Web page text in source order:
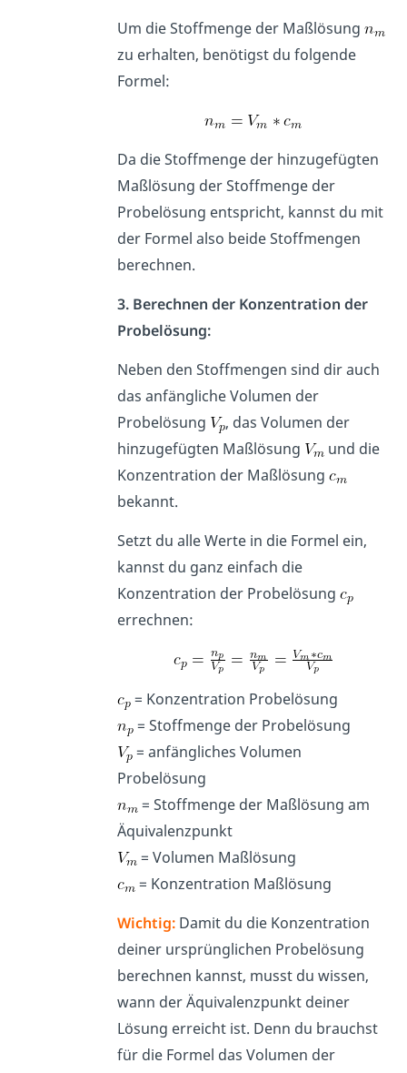
Um die Stoffmenge der Maßlösung
zu erhalten, benötigst du folgende
Formel:
Da die Stoffmenge der hinzugefügten
Maßlösung der Stoffmenge der
Probelösung entspricht, kannst du mit
der Formel also beide Stoffmengen
berechnen.
3. Berechnen der Konzentration der
Probelösung:
Neben den Stoffmengen sind dir auch
das anfängliche Volumen der
Probelösung
, das Volumen der
hinzugefügten Maßlösung
und die
Konzentration der Maßlösung
bekannt.
Setzt du alle Werte in die Formel ein,
kannst du ganz einfach die
Konzentration der Probelösung
errechnen:
= Konzentration Probelösung
= Stoffmenge der Probelösung
= anfängliches Volumen
Probelösung
= Stoffmenge der Maßlösung am
Äquivalenzpunkt
= Volumen Maßlösung
= Konzentration Maßlösung
Wichtig: Damit du die Konzentration
deiner ursprünglichen Probelösung
berechnen kannst, musst du wissen,
wann der Äquivalenzpunkt deiner
Lösung erreicht ist. Denn du brauchst
für die Formel das Volumen der